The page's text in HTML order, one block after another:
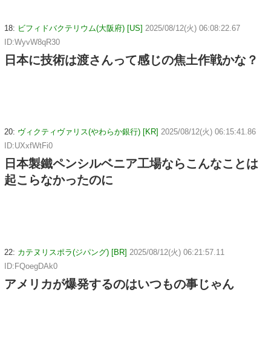
18: ビフィドバクテリウム(大阪府) [US] 2025/08/12(火) 06:08:22.67
ID:WyvW8qR30
日本に技術は渡さんって感じの焦土作戦かな？
20: ヴィクティヴァリス(やわらか銀行) [KR] 2025/08/12(火) 06:15:41.86
ID:UXxfWtFi0
日本製鐵ペンシルベニア工場ならこんなことは
起こらなかったのに
22: カテヌリスポラ(ジパング) [BR] 2025/08/12(火) 06:21:57.11
ID:FQoegDAk0
アメリカが爆発するのはいつもの事じゃん